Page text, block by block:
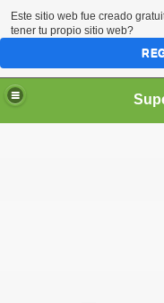
La
Este sitio web fue creado
tener tu propio sitio web?